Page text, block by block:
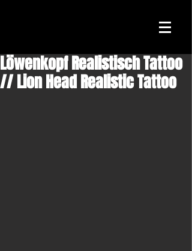
Löwenkopf Realistisch Tattoo
// Lion Head Realistic Tattoo